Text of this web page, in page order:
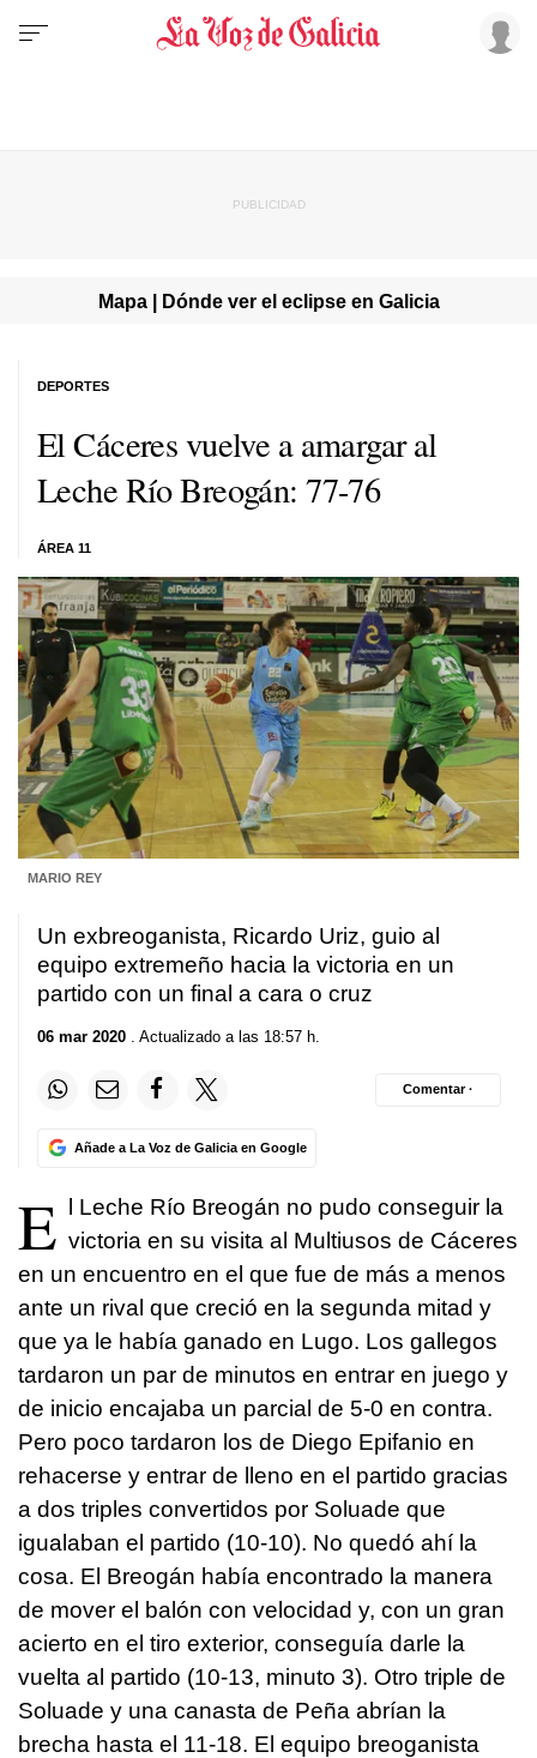
Mapa | Dónde ver el eclipse en Galicia
El Cáceres vuelve a amargar al
Leche Río Breogán: 77-76
ÁREA 11
DEPORTES
MARIO REY
Un exbreoganista, Ricardo Uriz, guio al
equipo extremeño hacia la victoria en un
partido con un final a cara o cruz
06 mar 2020 . Actualizado a las 18:57 h.
Añade a La Voz de Galicia en Google
Comentar ·
E l Leche Río Breogán no pudo conseguir la
victoria en su visita al Multiusos de Cáceres
en un encuentro en el que fue de más a menos
ante un rival que creció en la segunda mitad y
que ya le había ganado en Lugo. Los gallegos
tardaron un par de minutos en entrar en juego y
de inicio encajaba un parcial de 5-0 en contra.
Pero poco tardaron los de Diego Epifanio en
rehacerse y entrar de lleno en el partido gracias
a dos triples convertidos por Soluade que
igualaban el partido (10-10). No quedó ahí la
cosa. El Breogán había encontrado la manera
de mover el balón con velocidad y, con un gran
acierto en el tiro exterior, conseguía darle la
vuelta al partido (10-13, minuto 3). Otro triple de
Soluade y una canasta de Peña abrían la
brecha hasta el 11-18. El equipo breoganista